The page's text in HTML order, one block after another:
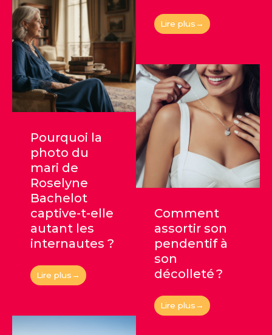
Pourquoi la
photo du
mari de
Roselyne
Bachelot
captive-t-elle
autant les
internautes ?
Lire plus→
Lire plus→
Comment
assortir son
pendentif à
son
décolleté ?
Lire plus→